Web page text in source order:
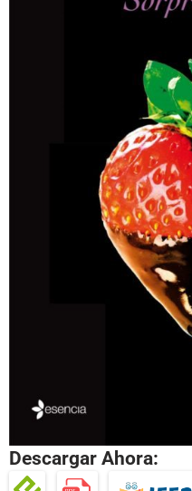
Descargar Ahora: